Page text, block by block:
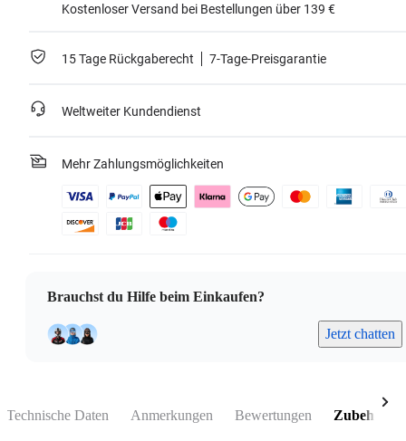
Kostenloser Versand bei Bestellungen über 139 €
15 Tage Rückgaberecht 7-Tage-Preisgarantie
Weltweiter Kundendienst
Mehr Zahlungsmöglichkeiten
Brauchst du Hilfe beim Einkaufen?
Jetzt chatten
Technische Daten Anmerkungen Bewertungen Zubehör